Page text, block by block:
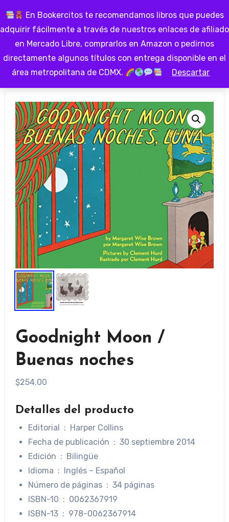
En Bookercitos te recomendamos libros que puedes
adquirir fácilmente a través de nuestros enlaces de afiliado
en Mercado Libre, comprarlos en Amazon o pedirnos
directamente algunos títulos con entrega disponible en el
área metropolitana de CDMX.
Descartar
contenido
Goodnight Moon /
Buenas noches
$254.00
Detalles del producto
Editorial ‏ : ‎ Harper Collins
Fecha de publicación ‏ : ‎30 septiembre 2014
Edición ‏ : ‎ Bilingüe
Idioma ‏ : ‎ Inglés – Español
Número de páginas ‏ : ‎34 páginas
ISBN-10 ‏ : ‎ 0062367919
ISBN-13 ‏ : ‎ 978-0062367914